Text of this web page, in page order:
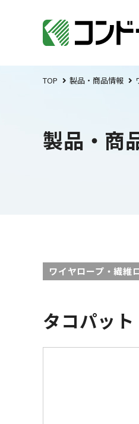
TOP 製品・商品情報
製品・商
ワイヤロープ・繊維
タコパット